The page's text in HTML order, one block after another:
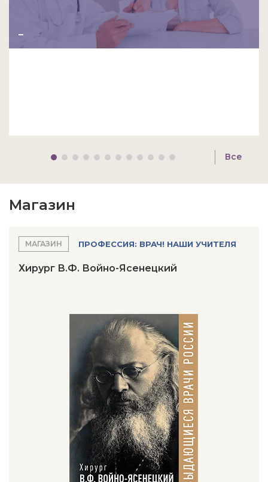
_
Все
Магазин
МАГАЗИН ПРОФЕССИЯ: ВРАЧ! НАШИ УЧИТЕЛЯ
Хирург В.Ф. Войно-Ясенецкий